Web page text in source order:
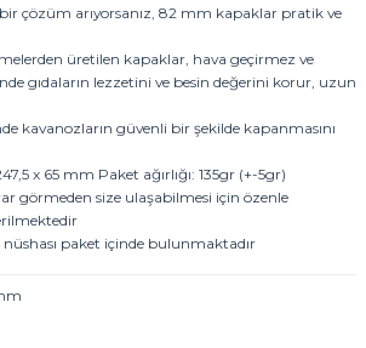
çözüm arıyorsanız, 82 mm kapaklar pratik ve
üretilen kapaklar, hava geçirmez ve
gıdaların lezzetini ve besin değerini korur, uzun
kavanozların güvenli bir şekilde kapanmasını
x 65 mm Paket ağırlığı: 135gr (+-5gr)
görmeden size ulaşabilmesi için özenle
paket içinde bulunmaktadır